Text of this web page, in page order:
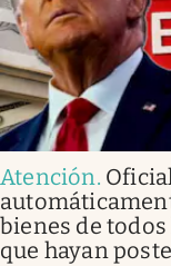
Atención.
bienes de
que hayan